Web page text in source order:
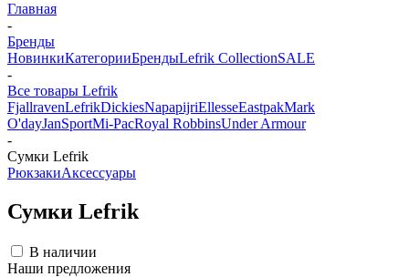
Главная
-
Бренды
НовинкиКатегорииБрендыLefrik CollectionSALE
-
Все товары Lefrik
FjallravenLefrikDickiesNapapijriEllesseEastpakMark
O'dayJanSportMi-PacRoyal RobbinsUnder Armour
-
Сумки Lefrik
РюкзакиАксессуары
Сумки Lefrik
В наличии
Наши предложения